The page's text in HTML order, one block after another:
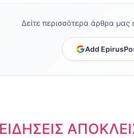
Δείτε περισσότερα άρθρα
Add
ΕΙΔΗΣΕΙΣ